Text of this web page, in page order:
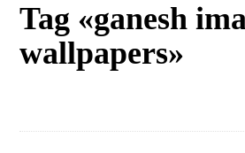
Tag «ganesh
wallpapers»